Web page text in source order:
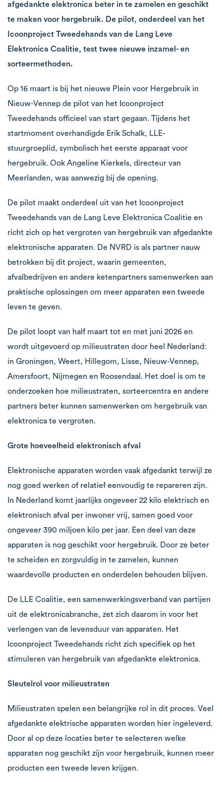
afgedankte elektronica beter in te zamelen en geschikt
te maken voor hergebruik. De pilot, onderdeel van het
Icoonproject Tweedehands van de Lang Leve
Elektronica Coalitie, test twee nieuwe inzamel- en
sorteermethoden.
Op 16 maart is bij het nieuwe Plein voor Hergebruik in
Nieuw-Vennep de pilot van het Icoonproject
Tweedehands officieel van start gegaan. Tijdens het
startmoment overhandigde Erik Schalk, LLE-
stuurgroeplid, symbolisch het eerste apparaat voor
hergebruik. Ook Angeline Kierkels, directeur van
Meerlanden, was aanwezig bij de opening.
De pilot maakt onderdeel uit van het Icoonproject
Tweedehands van de Lang Leve Elektronica Coalitie en
richt zich op het vergroten van hergebruik van afgedankte
elektronische apparaten. De NVRD is als partner nauw
betrokken bij dit project, waarin gemeenten,
afvalbedrijven en andere ketenpartners samenwerken aan
praktische oplossingen om meer apparaten een tweede
leven te geven.
De pilot loopt van half maart tot en met juni 2026 en
wordt uitgevoerd op milieustraten door heel Nederland:
in Groningen, Weert, Hillegom, Lisse, Nieuw-Vennep,
Amersfoort, Nijmegen en Roosendaal. Het doel is om te
onderzoeken hoe milieustraten, sorteercentra en andere
partners beter kunnen samenwerken om hergebruik van
elektronica te vergroten.
Grote hoeveelheid elektronisch afval
Elektronische apparaten worden vaak afgedankt terwijl ze
nog goed werken of relatief eenvoudig te repareren zijn.
In Nederland komt jaarlijks ongeveer 22 kilo elektrisch en
elektronisch afval per inwoner vrij, samen goed voor
ongeveer 390 miljoen kilo per jaar. Een deel van deze
apparaten is nog geschikt voor hergebruik. Door ze beter
te scheiden en zorgvuldig in te zamelen, kunnen
waardevolle producten en onderdelen behouden blijven.
De LLE Coalitie, een samenwerkingsverband van partijen
uit de elektronicabranche, zet zich daarom in voor het
verlengen van de levensduur van apparaten. Het
Icoonproject Tweedehands richt zich specifiek op het
stimuleren van hergebruik van afgedankte elektronica.
Sleutelrol voor milieustraten
Milieustraten spelen een belangrijke rol in dit proces. Veel
afgedankte elektrische apparaten worden hier ingeleverd.
Door al op deze locaties beter te selecteren welke
apparaten nog geschikt zijn voor hergebruik, kunnen meer
producten een tweede leven krijgen.